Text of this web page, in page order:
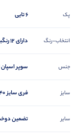
پک 6 تایی
انتخاب-رنگ دارای 12 رنگبندی
جنس سوپر اسپان
سایز فری سایز 40 تا 44
سایر تضمین